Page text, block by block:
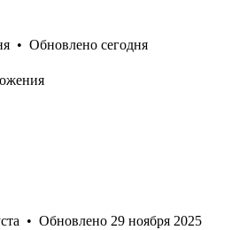
• Обновлено сегодня
• Обновлено 29 ноября 2025